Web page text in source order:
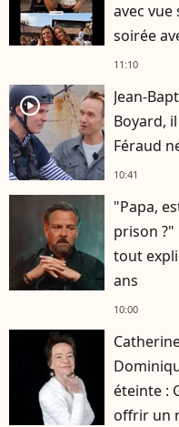
avec vue
soirée
11:10
player2
Jean-
Boyard,
Féraud
10:41
"Papa,
prison ?"
tout
ans
10:00
éteinte :
offrir un